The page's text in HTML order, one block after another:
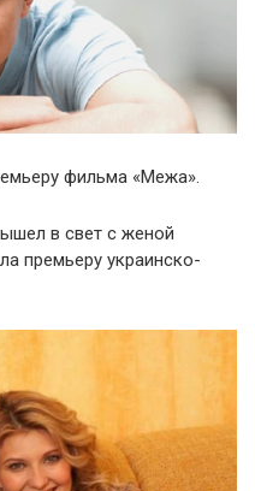
фильма «Межа».
в свет с женой
премьеру украинско-